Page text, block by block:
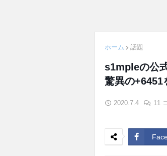
ホーム 話題
s1mpleの公
驚異の+6451
2020.7.4 11